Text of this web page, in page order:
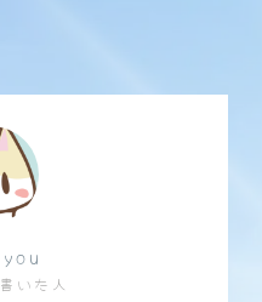
いた人